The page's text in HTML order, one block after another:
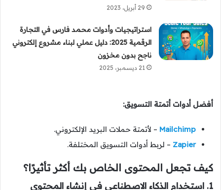
29 أبريل، 2023
استراتيجيات وأدوات محمد فارس في التجارة
الرقمية 2025: دليل عملي لبناء مشروع إلكتروني
ناجح بدون مخزون
21 ديسمبر، 2025
أفضل أدوات أتمتة التسويق:
Mailchimp – لأتمتة حملات البريد الإلكتروني.
Zapier – لربط أدوات التسويق المختلفة.
كيف تجعل المحتوى الخاص بك أكثر تأثيرًا؟
1. استخدام الذكاء الاصطناعي في إنشاء المحتوى